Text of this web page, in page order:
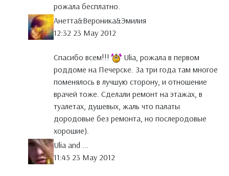
рожала бесплатно.
Анетта&Вероника&Эмилия
12:32 23 May 2012
Спасибо всем!!!
Ulia, рожала в первом
роддоме на Печерске. За три года там многое
поменялось в лучшую сторону, и отношение
врачей тоже. Сделали ремонт на этажах, в
туалетах, душевых, жаль что палаты
дородовые без ремонта, но послеродовые
хорошие).
Ulia and ...
11:45 23 May 2012